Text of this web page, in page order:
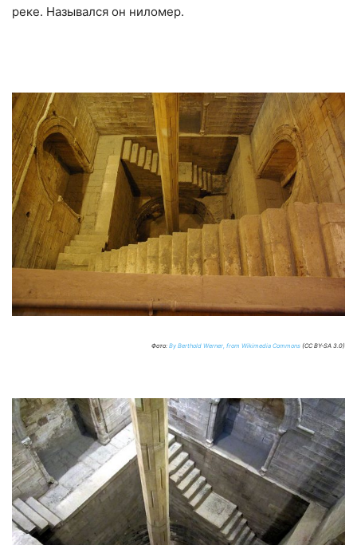
реке. Назывался он ниломер.
Фото: By Berthold Werner, from Wikimedia Commons (CC BY-SA 3.0)